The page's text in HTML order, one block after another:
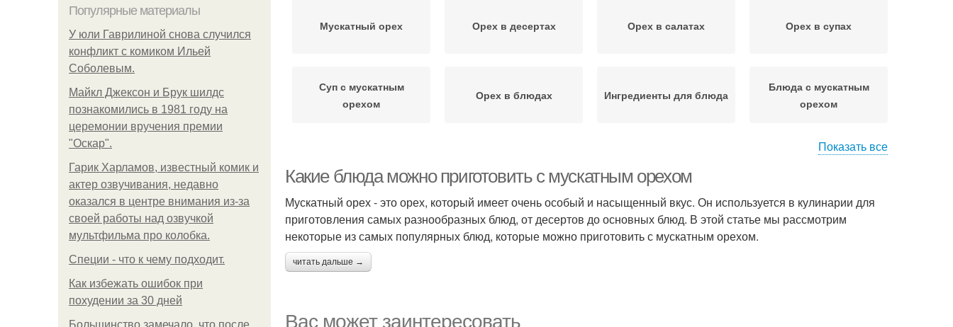
Популярные материалы
У юли Гаврилиной снова случился
конфликт с комиком Ильей
Соболевым.
Майкл Джексон и Брук шилдс
познакомились в 1981 году на
церемонии вручения премии
"Оскар".
Гарик Харламов, известный комик и
актер озвучивания, недавно
оказался в центре внимания из-за
своей работы над озвучкой
мультфильма про колобка.
Специи - что к чему подходит.
Как избежать ошибок при
похудении за 30 дней
Большинство замечало, что после
Мускатный орех Орех в десертах Орех в салатах Орех в супах
Суп с мускатным
орехом
Орех в блюдах Ингредиенты для блюда
Блюда с мускатным
орехом
Показать все
Какие блюда можно приготовить с мускатным орехом
Мускатный орех - это орех, который имеет очень особый и насыщенный вкус. Он используется в кулинарии для
приготовления самых разнообразных блюд, от десертов до основных блюд. В этой статье мы рассмотрим
некоторые из самых популярных блюд, которые можно приготовить с мускатным орехом.
читать дальше →
Вас может заинтересовать